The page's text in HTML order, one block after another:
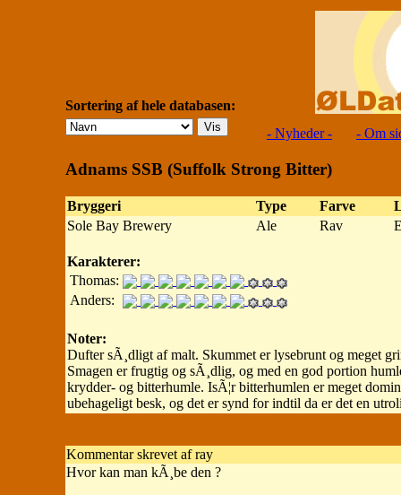
Sortering af hele databasen:
- Nyheder -
- Om
Adnams SSB (Suffolk Strong Bitter)
Bryggeri Type Farve
Sole Bay Brewery
Ale Rav
Karakterer:
Thomas:
Anders:
Noter:
Dufter sÃ¸dligt af malt. Skummet er lysebrunt og meget
Smagen er frugtig og sÃ¸dlig, og med en god portion
krydder- og bitterhumle. IsÃ¦r bitterhumlen er meget
ubehageligt besk, og det er synd for indtil da er det en
Kommentar skrevet af ray
Hvor kan man kÃ¸be den ?